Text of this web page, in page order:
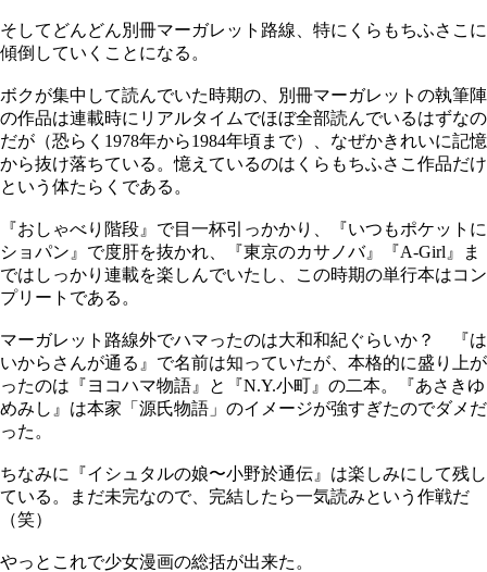
そしてどんどん別冊マーガレット路線、特にくらもちふさこに
傾倒していくことになる。
ボクが集中して読んでいた時期の、別冊マーガレットの執筆陣
の作品は連載時にリアルタイムでほぼ全部読んでいるはずなの
だが（恐らく1978年から1984年頃まで）、なぜかきれいに記憶
から抜け落ちている。憶えているのはくらもちふさこ作品だけ
という体たらくである。
『おしゃべり階段』で目一杯引っかかり、『いつもポケットに
ショパン』で度肝を抜かれ、『東京のカサノバ』『A-Girl』ま
ではしっかり連載を楽しんでいたし、この時期の単行本はコン
プリートである。
マーガレット路線外でハマったのは大和和紀ぐらいか？ 『は
いからさんが通る』で名前は知っていたが、本格的に盛り上が
ったのは『ヨコハマ物語』と『N.Y.小町』の二本。『あさきゆ
めみし』は本家「源氏物語」のイメージが強すぎたのでダメだ
った。
ちなみに『イシュタルの娘〜小野於通伝』は楽しみにして残し
ている。まだ未完なので、完結したら一気読みという作戦だ
（笑）
やっとこれで少女漫画の総括が出来た。